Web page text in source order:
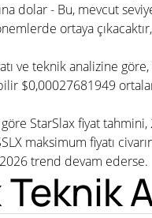
dolar - Bu, mevcut
ortaya
ve teknik analizine
$0,00027681949
StarSlax fiyat
maksimum fiyatı
trend devam ederse.